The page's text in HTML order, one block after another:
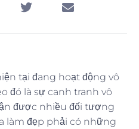
tại đang hoạt động vô
đó là sự canh tranh vô
được nhiều đối tượng
làm đẹp phải có những